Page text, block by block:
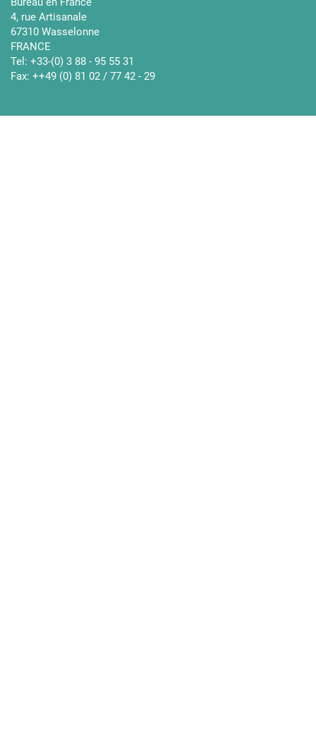
Bureau en France
4, rue Artisanale
67310 Wasselonne
FRANCE
Tel: +33-(0) 3 88 - 95 55 31
Fax: ++49 (0) 81 02 / 77 42 - 29